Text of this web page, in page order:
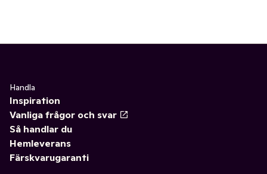
Handla
Inspiration
Vanliga frågor och svar
Så handlar du
Hemleverans
Färskvarugaranti